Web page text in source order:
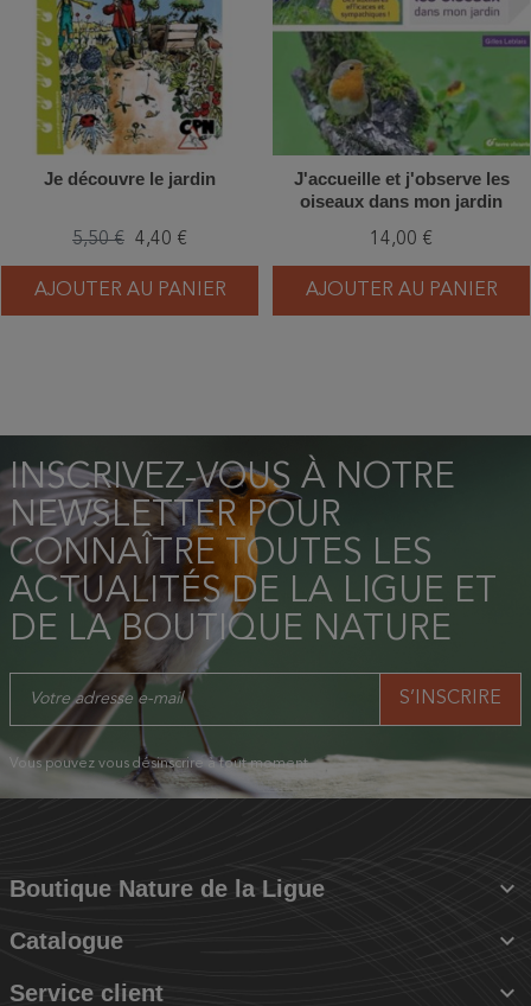
Je découvre le jardin
5,50 € 4,40 €
AJOUTER AU PANIER
J'accueille et j'observe les
oiseaux dans mon jardin
14,00 €
AJOUTER AU PANIER
INSCRIVEZ-VOUS À NOTRE
NEWSLETTER POUR
CONNAÎTRE TOUTES LES
ACTUALITÉS DE LA LIGUE ET
DE LA BOUTIQUE NATURE
Vous pouvez vous désinscrire à tout moment.
Boutique Nature de la Ligue 
Catalogue 
Service client 